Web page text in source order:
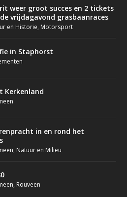
weer groot succes en 2 tickets
vrijdagavond grasbaanraces
en Historie, Motorsport
in Staphorst
Kerkenland
in en rond het
, Natuur en Milieu
, Rouveen